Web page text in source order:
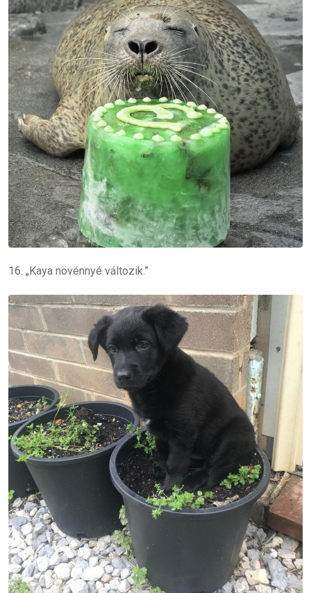
16. „Kaya növénnyé változik.”